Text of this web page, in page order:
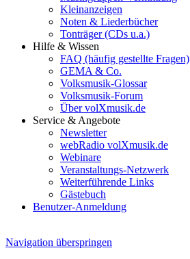
Kleinanzeigen
Noten & Liederbücher
Tonträger (CDs u.a.)
Hilfe & Wissen
FAQ (häufig gestellte Fragen)
GEMA & Co.
Volksmusik-Glossar
Volksmusik-Forum
Über volXmusik.de
Service & Angebote
Newsletter
webRadio volXmusik.de
Webinare
Veranstaltungs-Netzwerk
Weiterführende Links
Gästebuch
Benutzer-Anmeldung
Navigation überspringen